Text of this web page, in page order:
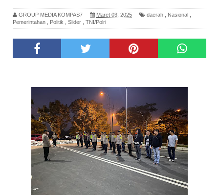
GROUP MEDIA KOMPAS7 Maret 03, 2025 daerah Nasional
Pemerintahan
Politik Slider TNI/Polri